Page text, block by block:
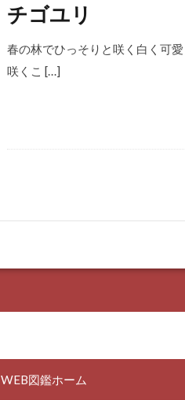
チゴユリ
春の林でひっそりと咲く白く可
咲くこ […]
WEB図鑑ホーム